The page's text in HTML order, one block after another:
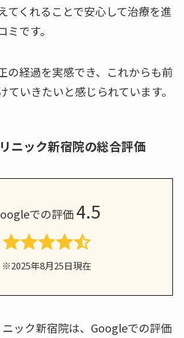
てくれることで安心して治療を進
です。
の経過を実感でき、これからも前
ていきたいと感じられています。
ニック新宿院の総合評価
での評価4.5
※2025年8月25日現在
ック新宿院は、Googleでの評価